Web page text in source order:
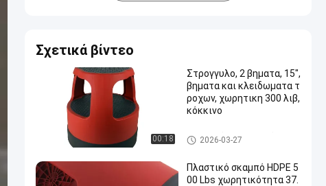
Σχετικά βίντεο
00:18
Στρογγυλο, 2 βηματα, 15",
βηματα και κλειδωματα τ
ροχων, χωρητικη 300 λιβ,
κόκκινο
Πλαστικό σκαμνί βημάτων
2026-03-27
Πλαστικό σκαμπό HDPE 5
00 Lbs χωρητικότητα 37.